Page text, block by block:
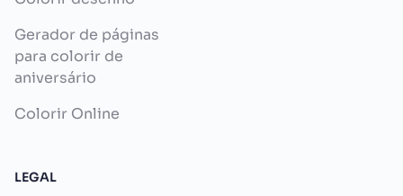
Gerador de páginas
para colorir de
aniversário
Colorir Online
LEGAL